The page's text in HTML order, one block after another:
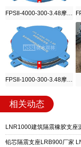
相关动态